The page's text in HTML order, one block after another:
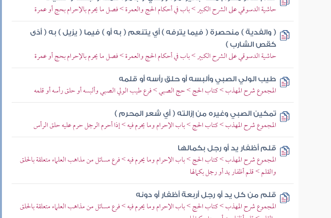
حاشية الدسوقي على الشرح الكبير > باب في أحكام الحج والعمرة > فصل ما يحرم بالإحرام بحج أو عمرة
( والفدية ) منحصرة ( فيما يترفه ) أي يتنعم ( به أو ) فيما ( يزيل ) به ( أذى
كقص الشارب )
حاشية الدسوقي على الشرح الكبير > باب في أحكام الحج والعمرة > فصل ما يحرم بالإحرام بحج أو عمرة
طيب الولي الصبي وألبسه أو حلق رأسه أو قلمه
المجموع شرح المهذب > كتاب الحج > حج الصبي > فرع طيب الولي الصبي وألبسه أو حلق رأسه أو قلمه
تمكين الصبي وغيره من إزالته ( أي شعر المحرم )
المجموع شرح المهذب > كتاب الحج > باب الإحرام وما يحرم فيه > إذا أحرم الرجل حرم عليه حلق الرأس
قلم أظفار يد أو رجل بكمالها
المجموع شرح المهذب > كتاب الحج > باب الإحرام وما يحرم فيه > فرع مسائل من مذاهب العلماء متعلقة بالحلق
والقلم > قلم أظفار يد أو رجل بكمالها
قلم من كل يد أو رجل أربعة أظفار أو دونه
المجموع شرح المهذب > كتاب الحج > باب الإحرام وما يحرم فيه > فرع مسائل من مذاهب العلماء متعلقة بالحلق